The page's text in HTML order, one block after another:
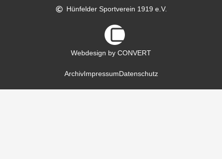
Hünfelder Sportverein 1919 e.V.
Webdesign by CONVERT
ArchivImpressum Datenschutz